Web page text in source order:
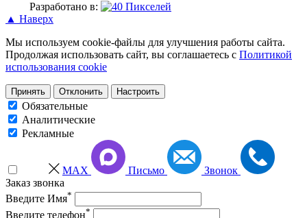
Разработано в:
▲ Наверх
Мы используем cookie-файлы для улучшения работы сайта.
Продолжая использовать сайт, вы соглашаетесь с Политикой
использования cookie
Принять Отклонить Настроить
Обязательные
Аналитические
Рекламные
MAX Письмо
Звонок
Заказ звонка
Введите Имя*
Введите телефон*